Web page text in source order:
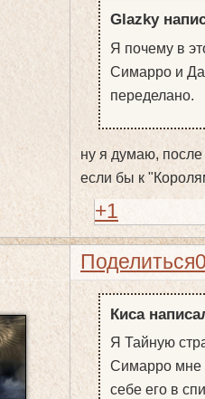
Glazky
Я почему в
Симарро и
переделано.
ну я думаю, после
если бы к
+1
Поделиться
Киса
Я Тайную
Симарро мне
себе его в